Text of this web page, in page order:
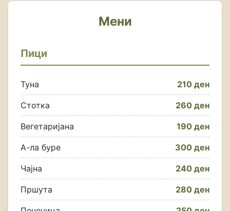
Мени
Пици
Туна 210 ден
Стотка 260 ден
Вегетаријана 190 ден
А-ла буре 300 ден
Чајна 240 ден
Пршута 280 ден